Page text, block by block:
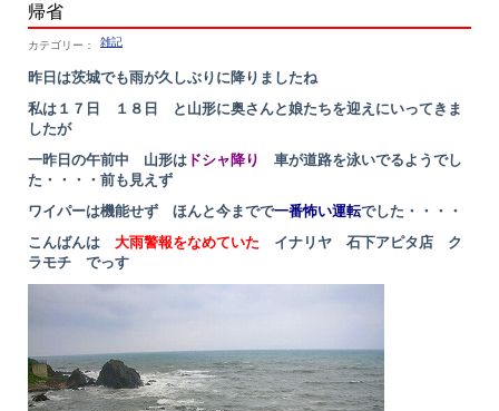
帰省
雑記
昨日は茨城でも雨が久しぶりに降りましたね
私は１７日 １８日 と山形に奥さんと娘たちを迎えにいってきま
したが
一昨日の午前中 山形は ドシャ降り
車が道路を泳いでるようでし
た・・・・前も見えず
ワイパーは機能せず ほんと今までで一番怖い運転でした・・・・
こんばんは 大雨警報をなめていた イナリヤ 石下アピタ店
ク
ラモチ でっす